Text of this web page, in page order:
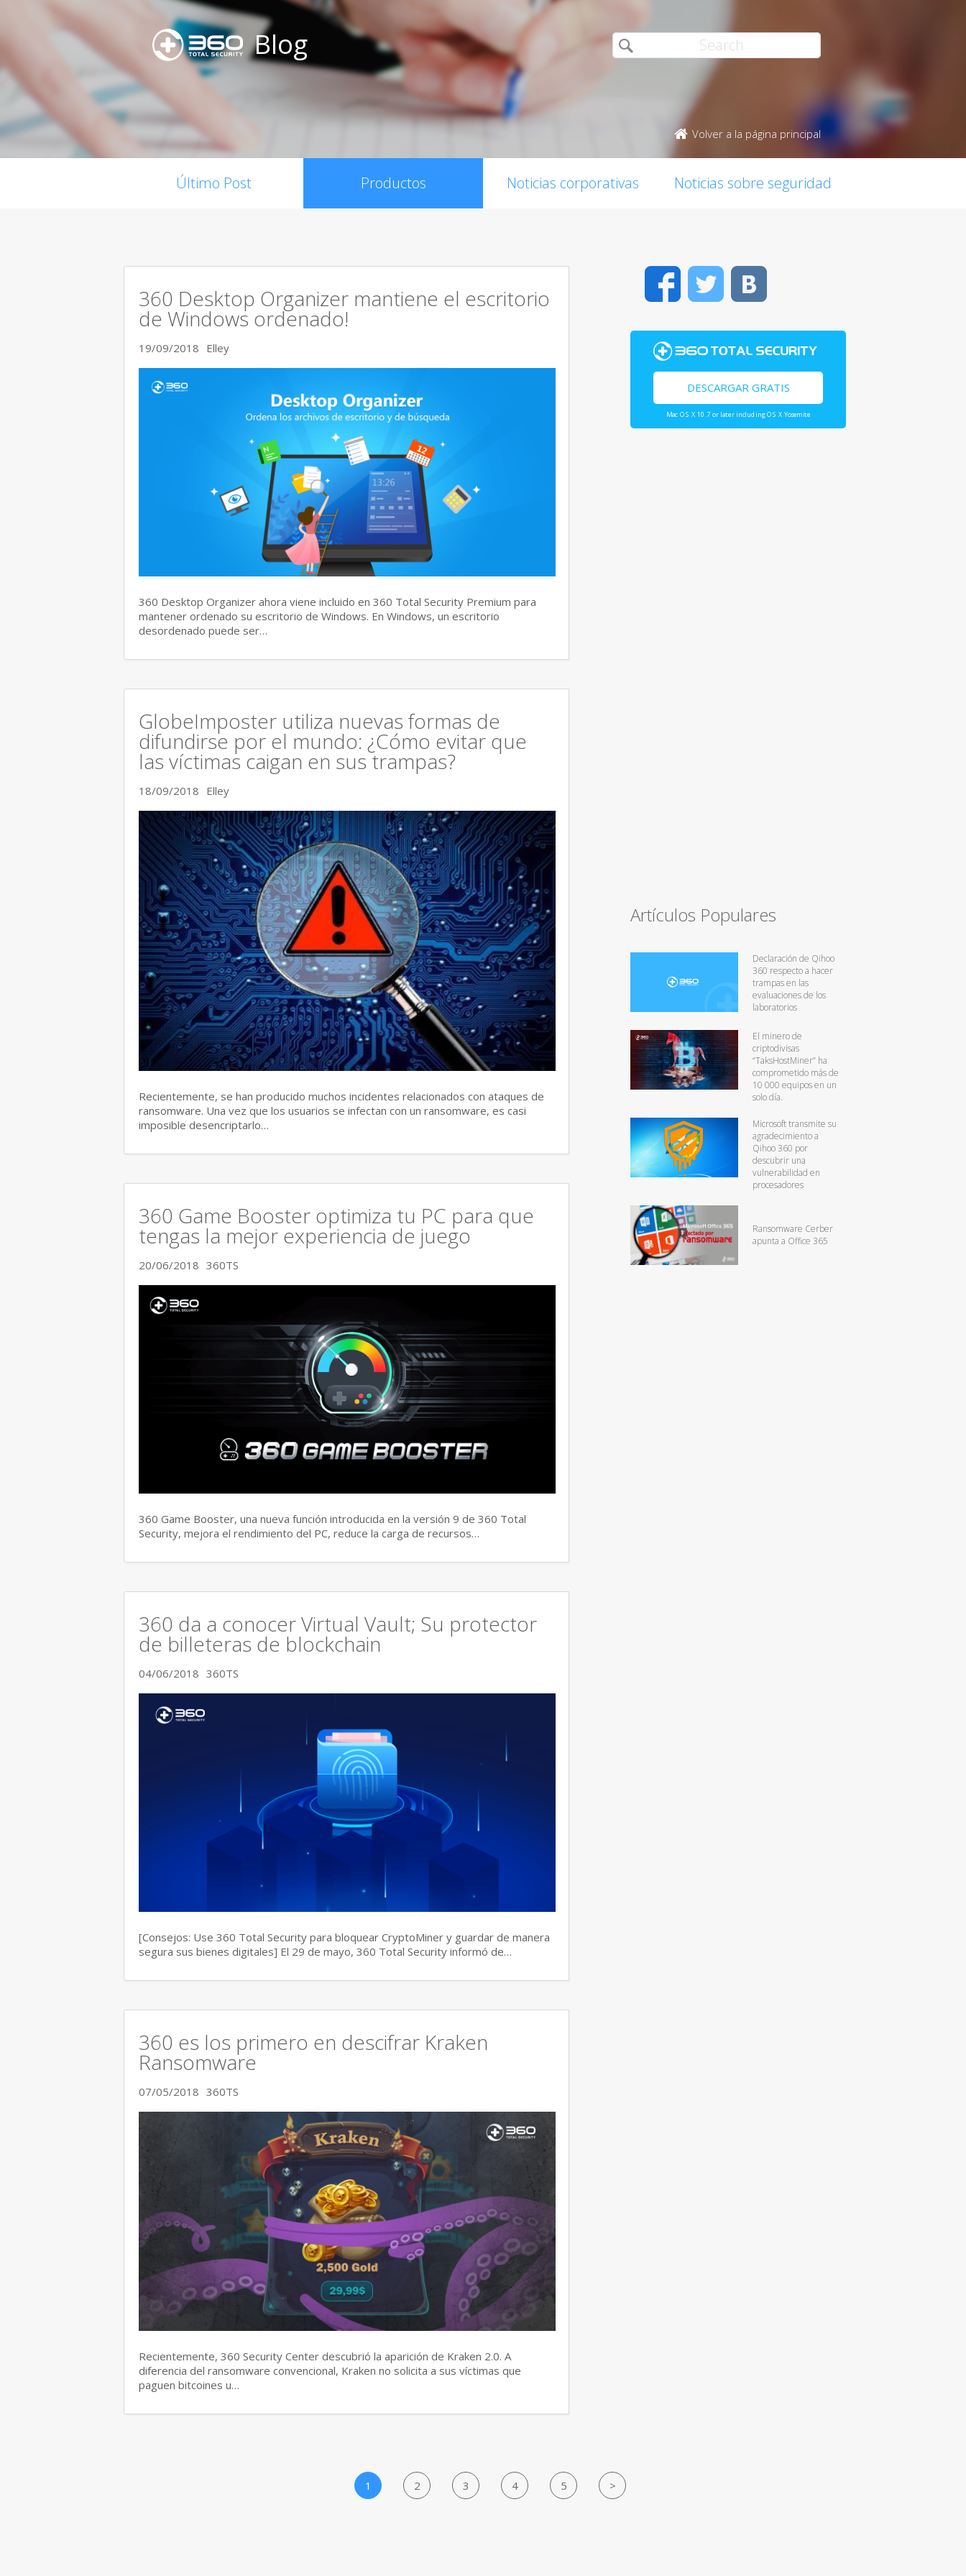
Blog
Volver a la página principal
Último Post Productos Noticias corporativas Noticias sobre seguridad
360 Desktop Organizer mantiene el escritorio
de Windows ordenado!
19/09/2018 Elley
360 Desktop Organizer ahora viene incluido en 360 Total Security Premium para
mantener ordenado su escritorio de Windows. En Windows, un escritorio
desordenado puede ser…
GlobeImposter utiliza nuevas formas de
difundirse por el mundo: ¿Cómo evitar que
las víctimas caigan en sus trampas?
18/09/2018 Elley
Recientemente, se han producido muchos incidentes relacionados con ataques de
ransomware. Una vez que los usuarios se infectan con un ransomware, es casi
imposible desencriptarlo…
360 Game Booster optimiza tu PC para que
tengas la mejor experiencia de juego
20/06/2018 360TS
360 Game Booster, una nueva función introducida en la versión 9 de 360 Total
Security, mejora el rendimiento del PC, reduce la carga de recursos…
360 da a conocer Virtual Vault; Su protector
de billeteras de blockchain
04/06/2018 360TS
[Consejos: Use 360 Total Security para bloquear CryptoMiner y guardar de manera
segura sus bienes digitales] El 29 de mayo, 360 Total Security informó de…
360 es los primero en descifrar Kraken
Ransomware
07/05/2018 360TS
Recientemente, 360 Security Center descubrió la aparición de Kraken 2.0. A
diferencia del ransomware convencional, Kraken no solicita a sus víctimas que
paguen bitcoines u…
FacebookTwitter
DESCARGAR GRATIS
Mac OS X 10.7 or later including OS X Yosemite
Artículos Populares
Declaración de Qihoo
360 respecto a hacer
trampas en las
evaluaciones de los
laboratorios
El minero de
criptodivisas
“TaksHostMiner” ha
comprometido más de
10 000 equipos en un
solo día.
Microsoft transmite su
agradecimiento a
Qihoo 360 por
descubrir una
vulnerabilidad en
procesadores
Ransomware Cerber
apunta a Office 365
1 2 3 4 5 >